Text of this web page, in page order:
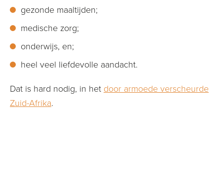
gezonde maaltijden;
medische zorg;
onderwijs, en;
heel veel liefdevolle aandacht.
Dat is hard nodig, in het door armoede verscheurde
Zuid-Afrika.